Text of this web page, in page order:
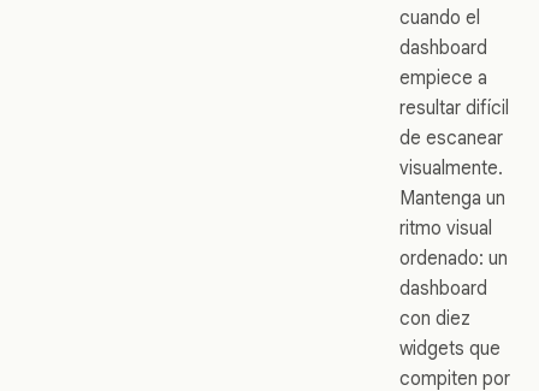
cuando el
dashboard
empiece a
resultar difícil
de escanear
visualmente.
Mantenga un
ritmo visual
ordenado: un
dashboard
con diez
widgets que
compiten por